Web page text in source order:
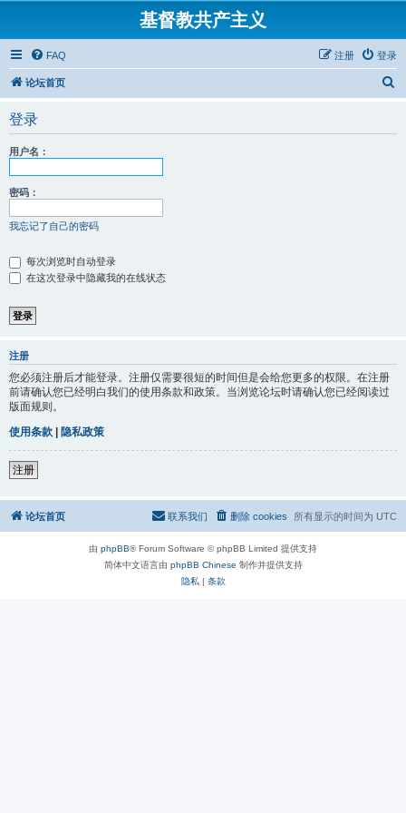
基督教共产主义
FAQ 登录
注册
论坛首页
登录
用户名：
密码：
我忘记了自己的密码
每次浏览时自动登录
在这次登录中隐藏我的在线状态
注册
您必须注册后才能登录。注册仅需要很短的时间但是会给您更多的权限。在注册
前请确认您已经明白我们的使用条款和政策。当浏览论坛时请确认您已经阅读过
版面规则。
使用条款 | 隐私政策
注册
论坛首页 所有显示的时间为 UTC
删除 cookies
联系我们
由 phpBB® Forum Software © phpBB Limited 提供支持
简体中文语言由 phpBB Chinese 制作并提供支持
隐私 | 条款